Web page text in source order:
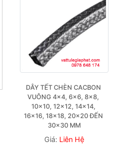
DÂY TẾT CHÈN CACBON
VUÔNG 4×4, 6×6, 8×8,
10×10, 12×12, 14×14,
16×16, 18×18, 20×20 ĐẾN
30×30 MM
Giá: Liên Hệ